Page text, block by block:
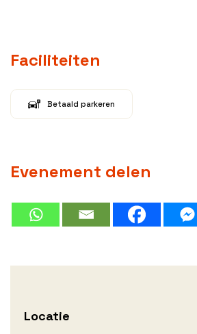
Faciliteiten
Betaald parkeren
Evenement delen
Locatie